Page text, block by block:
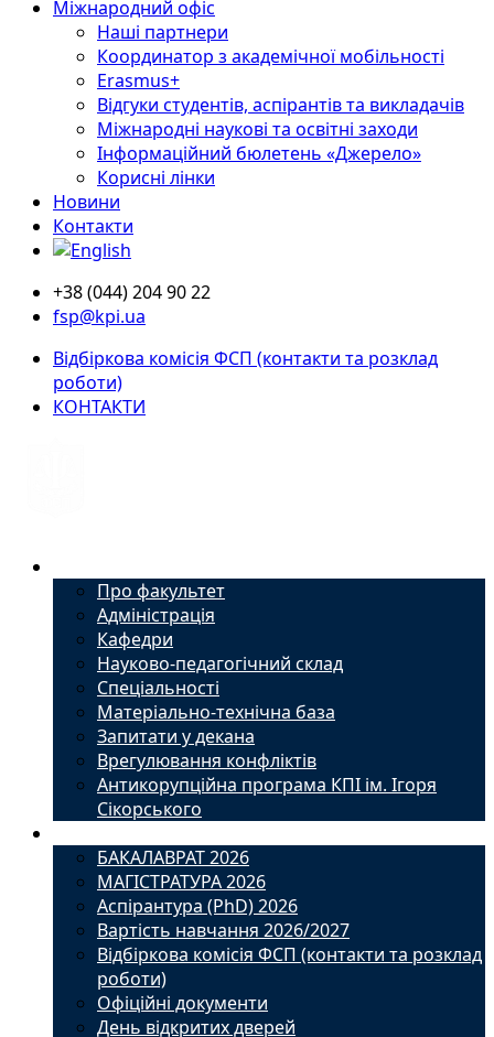
Міжнародний офіс
Наші партнери
Координатор з академічної мобільності
Erasmus+
Відгуки студентів, аспірантів та викладачів
Міжнародні наукові та освітні заходи
Інформаційний бюлетень «Джерело»
Корисні лінки
Новини
Контакти
+38 (044) 204 90 22
fsp@kpi.ua
Відбіркова комісія ФСП (контакти та розклад
роботи)
КОНТАКТИ
Про факультет
Адміністрація
Кафедри
Науково-педагогічний склад
Спеціальності
Матеріально-технічна база
Запитати у декана
Врегулювання конфліктів
Антикорупційна програма КПІ ім. Ігоря
Сікорського
БАКАЛАВРАТ 2026
МАГІСТРАТУРА 2026
Аспірантура (PhD) 2026
Вартість навчання 2026/2027
Відбіркова комісія ФСП (контакти та розклад
роботи)
Офіційні документи
День відкритих дверей